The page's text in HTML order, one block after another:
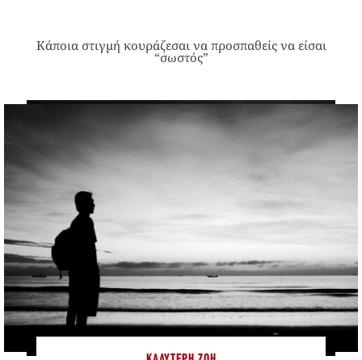
Κάποια στιγμή κουράζεσαι να προσπαθείς να είσαι
“σωστός”